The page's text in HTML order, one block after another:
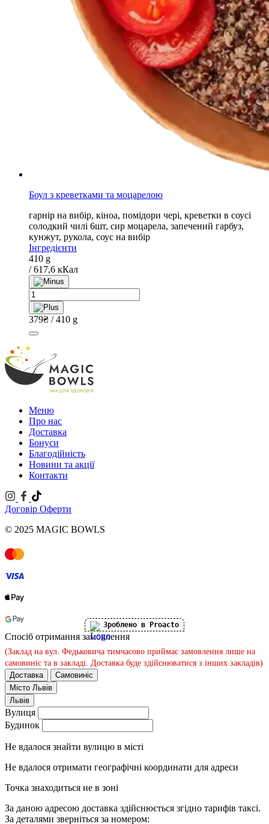
Боул з креветками та моцарелою
гарнір на вибір, кіноа, помідори чері, креветки в соусі
солодкий чилі 6шт, сир моцарела, запечений гарбуз,
кунжут, рукола, соус на вибір
Інгредієнти
410 g
/ 617,6 кКал
Боул
з
креветками
та
моцарелою
quantity
379₴ / 410 g
Меню
Про нас
Доставка
Бонуси
Благодійність
Новини та акції
Контакти
Договір Оферти
© 2025 MAGIC BOWLS
Зроблено в Proacto
Спосіб отримання замовлення
(Заклад на вул. Федьковича тимчасово приймає замовлення лише на
самовиніс та в закладі. Доставка буде здійснюватися з інших закладів)
Доставка
Самовиніс
Місто Львів
Львів
Вулиця
Будинок
Не вдалося знайти вулицю в місті
Не вдалося отримати географічні координати для адреси
Точка знаходиться не в зоні
За даною адресою доставка здійснюється згідно тарифів таксі.
За деталями зверніться за номером: